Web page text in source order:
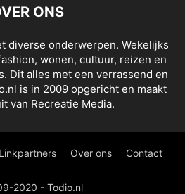
ONS
diverse onderwerpen. Wekelijks
wonen, cultuur, reizen en
Dit alles met een verrassend en
is in 2009 opgericht en maakt
van Recreatie Media.
Linkpartners Over ons Contact
2020 - Todio.nl